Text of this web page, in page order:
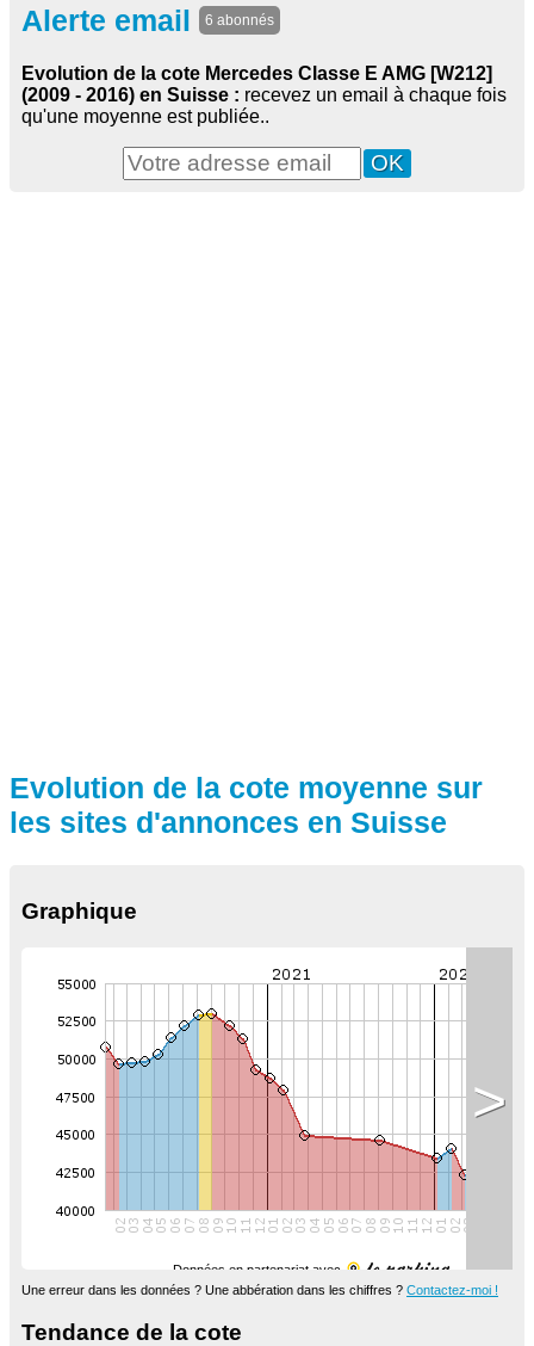
Alerte email 6 abonnés
Evolution de la cote Mercedes Classe E AMG [W212]
(2009 - 2016) en Suisse : recevez un email à chaque fois
qu'une moyenne est publiée..
Evolution de la cote moyenne sur
les sites d'annonces en Suisse
Graphique
Données en partenariat avec
>
Une erreur dans les données ? Une abbération dans les chiffres ? Contactez-moi !
Tendance de la cote